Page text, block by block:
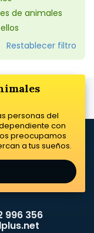
de animales
Restablecer filtro
personas del
con
preocupamos
a tus sueños.
996 356